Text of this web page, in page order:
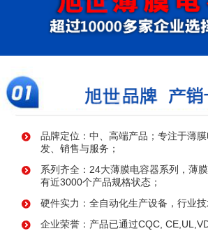
品牌定位：中、高端产品；专注于薄
发、销售与服务；
系列齐全：24大薄膜电容器系列，薄
有近3000个产品规格状态；
硬件实力：全自动化生产设备，行业技
企业荣誉：产品已通过CQC,